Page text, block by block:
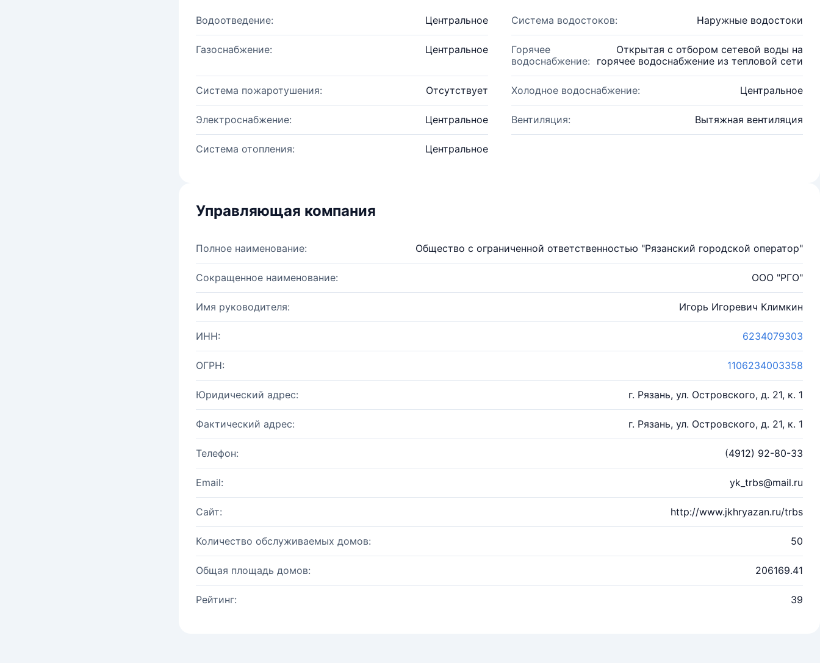
Водоотведение: Центральное Система водостоков: Наружные водостоки
Газоснабжение: Центральное
Горячее
водоснабжение:
Открытая с отбором сетевой воды на
горячее водоснабжение из тепловой сети
Система пожаротушения: Отсутствует Холодное водоснабжение: Центральное
Электроснабжение: Центральное Вентиляция: Вытяжная вентиляция
Система отопления: Центральное
Управляющая компания
Полное наименование: Общество с ограниченной ответственностью "Рязанский городской оператор"
Сокращенное наименование: ООО "РГО"
Имя руководителя: Игорь Игоревич Климкин
ИНН: 6234079303
ОГРН: 1106234003358
Юридический адрес: г. Рязань, ул. Островского, д. 21, к. 1
Фактический адрес: г. Рязань, ул. Островского, д. 21, к. 1
Телефон: (4912) 92-80-33
Email: yk_trbs@mail.ru
Сайт: http://www.jkhryazan.ru/trbs
Количество обслуживаемых домов: 50
Общая площадь домов: 206169.41
Рейтинг: 39